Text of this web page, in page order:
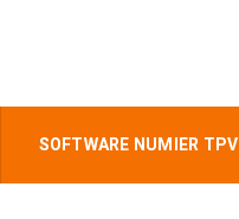
SOFTWARE NUMIER TPV